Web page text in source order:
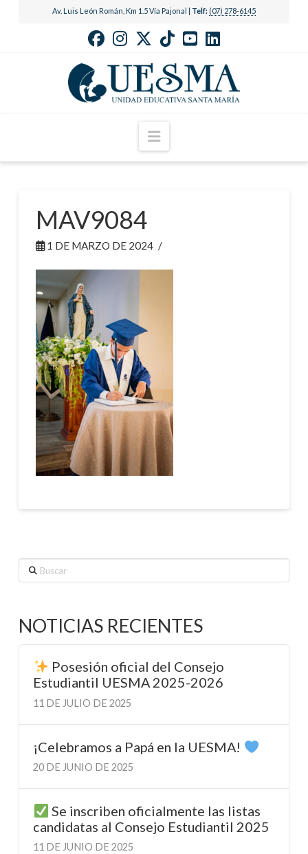
Av. Luis León Román, Km 1.5 Vía Pajonal | Telf: (07) 278-6145
Navigation
MAV9084
1 DE MARZO DE 2024
Buscar
NOTICIAS RECIENTES
Posesión oficial del Consejo
Estudiantil UESMA 2025-2026
11 DE JULIO DE 2025
¡Celebramos a Papá en la UESMA!
20 DE JUNIO DE 2025
Se inscriben oficialmente las listas
candidatas al Consejo Estudiantil 2025
11 DE JUNIO DE 2025